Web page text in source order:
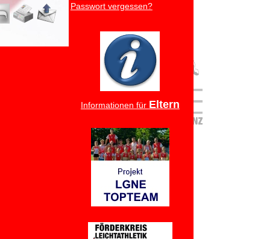
Passwort vergessen?
Informationen für Eltern